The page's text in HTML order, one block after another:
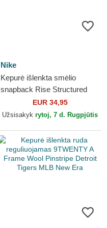
Nike
Kepurė išlenkta smėlio
snapback Rise Structured
Detroit Tigers MLB Nike
EUR 34,95
Užsisakyk rytoj, 7 d. Rugpjūtis